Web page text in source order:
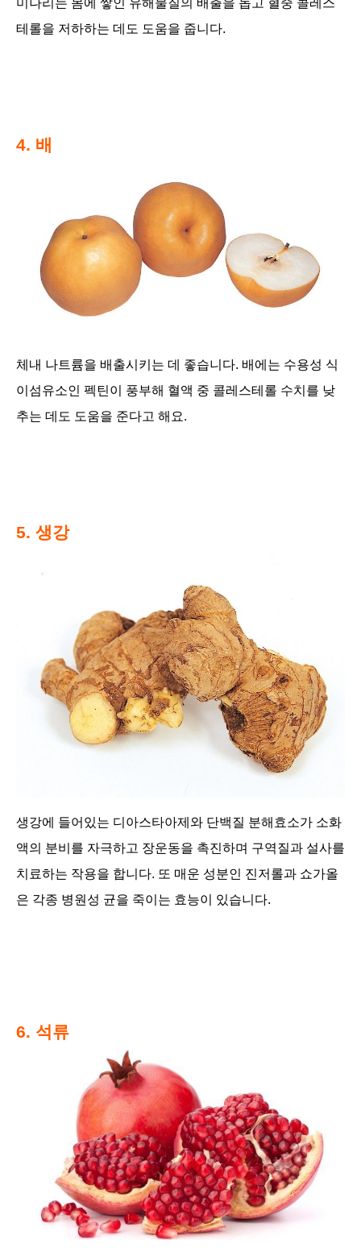
미나리는 몸에 쌓인 유해물질의 배출을 돕고 혈중 콜레스
테롤을 저하하는 데도 도움을 줍니다.
4. 배
체내 나트륨을 배출시키는 데 좋습니다. 배에는 수용성 식
이섬유소인 펙틴이 풍부해 혈액 중 콜레스테롤 수치를 낮
추는 데도 도움을 준다고 해요.
5. 생강
생강에 들어있는 디아스타아제와 단백질 분해효소가 소화
액의 분비를 자극하고 장운동을 촉진하며 구역질과 설사를
치료하는 작용을 합니다. 또 매운 성분인 진저롤과 쇼가올
은 각종 병원성 균을 죽이는 효능이 있습니다.
6. 석류